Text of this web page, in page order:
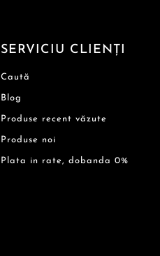
SERVICIU CLIENȚI
Caută
Blog
Produse recent văzute
Produse noi
Plata in rate, dobanda 0%